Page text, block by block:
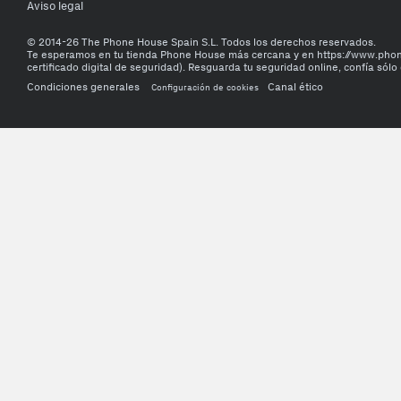
Aviso legal
© 2014-26 The Phone House Spain S.L. Todos los derechos reservados.
Te esperamos en tu tienda Phone House más cercana y en https://
certificado digital de seguridad). Resguarda tu seguridad online, confía
Condiciones generales
Configuración de cookies Canal ético